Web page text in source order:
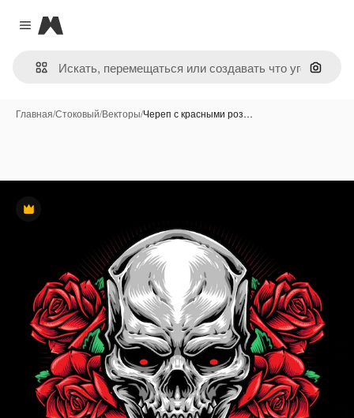
Close menu
Magnific
Поиск
Главная/Стоковый/Векторы/Череп с красными роз…
Премиум